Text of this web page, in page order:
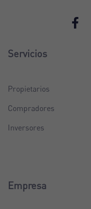
Servicios
Propietarios
Compradores
Inversores
Empresa